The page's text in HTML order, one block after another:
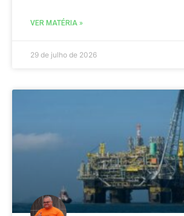
VER MATÉRIA »
29 de julho de 2026